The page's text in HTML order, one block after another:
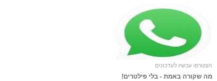
הצטרפו עכשיו לעדכונים
מה שקורה באמת - בלי פילטרים!